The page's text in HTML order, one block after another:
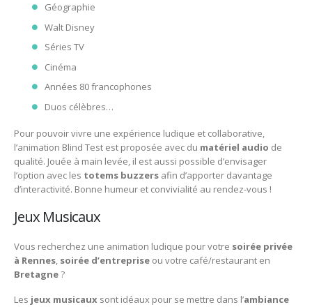
Géographie
Walt Disney
Séries TV
Cinéma
Années 80 francophones
Duos célèbres…
Pour pouvoir vivre une expérience ludique et collaborative,
l’animation Blind Test est proposée avec du matériel audio de
qualité. Jouée à main levée, il est aussi possible d’envisager
l’option avec les totems buzzers afin d’apporter davantage
d’interactivité. Bonne humeur et convivialité au rendez-vous !
Jeux Musicaux
Vous recherchez une animation ludique pour votre soirée privée
à Rennes, soirée d’entreprise ou votre café/restaurant en
Bretagne?
Les jeux musicaux sont idéaux pour se mettre dans l’ambiance